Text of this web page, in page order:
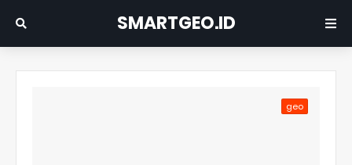
SMARTGEO.ID
geo